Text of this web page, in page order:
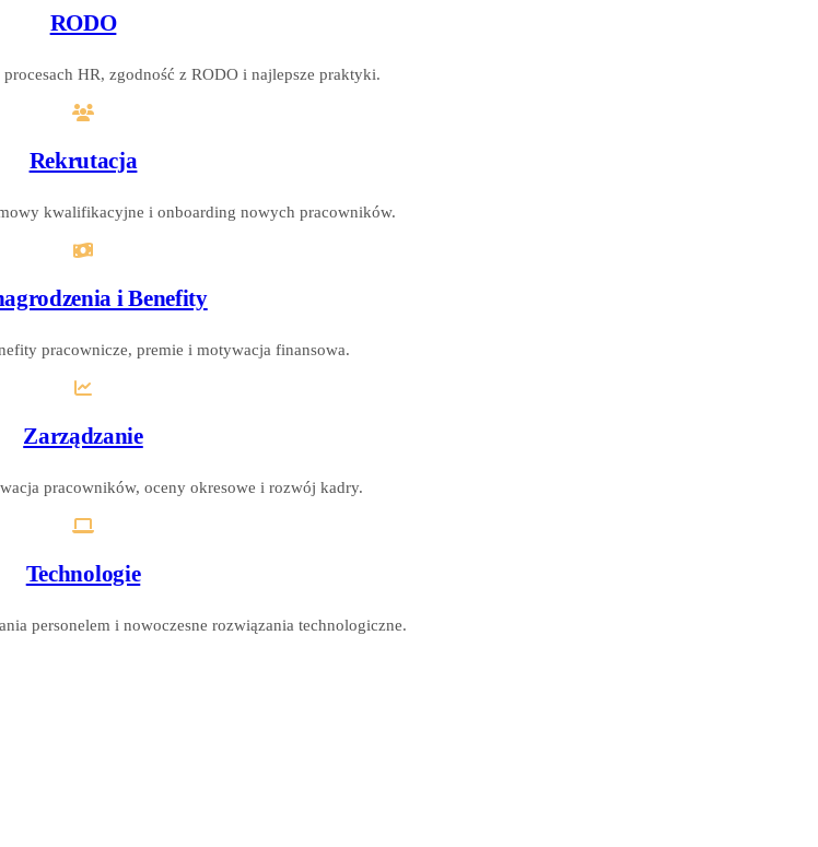
RODO
HR, zgodność z RODO i najlepsze praktyki.
Rekrutacja
kwalifikacyjne i onboarding nowych pracowników.
i Benefity
pracownicze, premie i motywacja finansowa.
Zarządzanie
pracowników, oceny okresowe i rozwój kadry.
Technologie
personelem i nowoczesne rozwiązania technologiczne.